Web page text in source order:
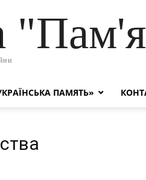
ПАМЯТЬ»